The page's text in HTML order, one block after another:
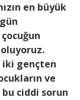
en büyük
iki gençten
ve
ciddi sorun